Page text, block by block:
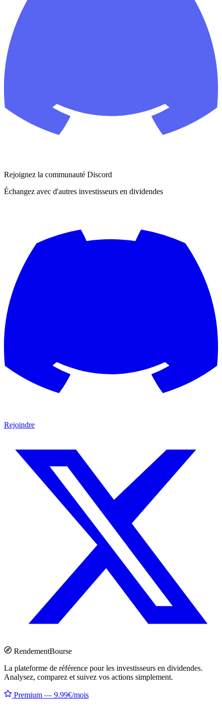
Rejoignez la communauté Discord
Échangez avec d'autres investisseurs en dividendes
Rejoindre
RendementBourse
La plateforme de référence pour les investisseurs en dividendes.
Analysez, comparez et suivez vos actions simplement.
Premium — 9.99€/mois